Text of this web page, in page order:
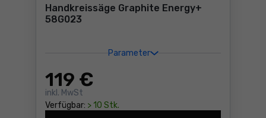
Handkreissäge Graphite Energy+
58G023
Parameter
119 €
inkl. MwSt
Verfügbar: > 10 Stk.